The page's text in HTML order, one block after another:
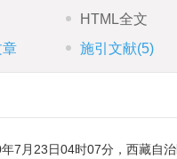
HTML全文
章
施引文献(5)
7月23日04时07分，西藏自